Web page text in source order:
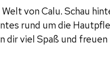
von Calu. Schau
rund um die
dir viel Spaß und freuen